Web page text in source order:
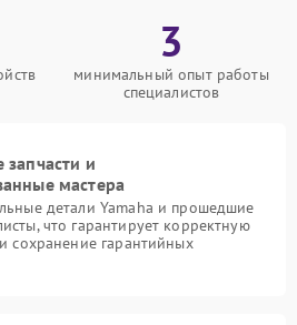
3
минимальный опыт работы
специалистов
и
мастера
детали Yamaha и прошедшие
что гарантирует корректную
сохранение гарантийных